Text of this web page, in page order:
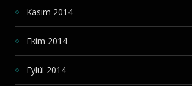
Kasım 2014
Ekim 2014
Eylül 2014